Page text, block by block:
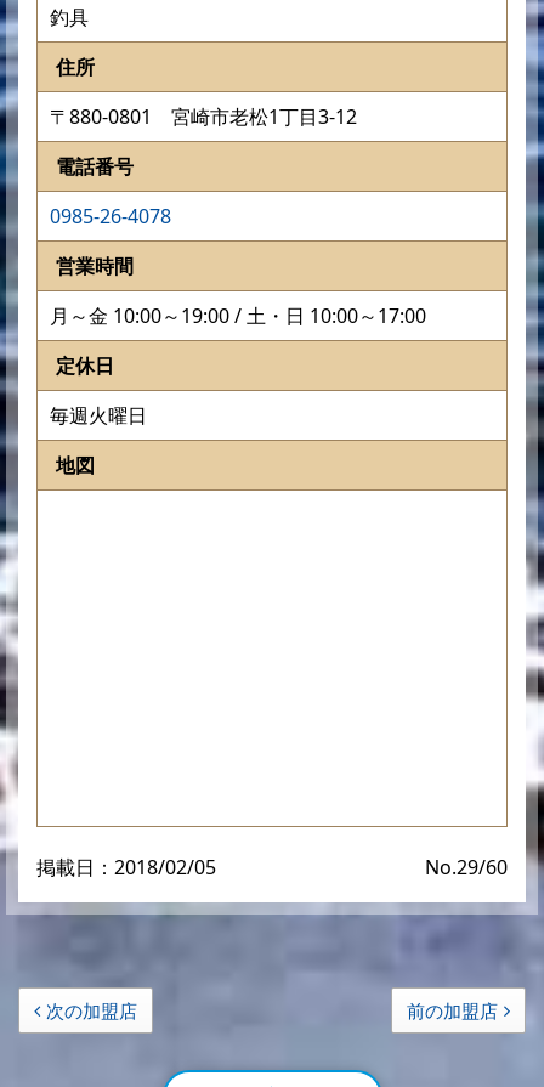
釣具
住所
〒880-0801 宮崎市老松1丁目3-12
電話番号
0985-26-4078
営業時間
月～金 10:00～19:00 / 土・日 10:00～17:00
定休日
毎週火曜日
地図
掲載日：2018/02/05 No.29/60
次の加盟店 前の加盟店